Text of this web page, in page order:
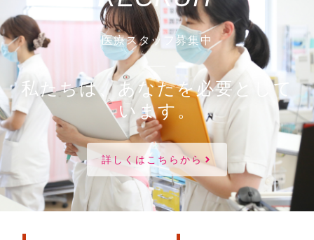
医療スタッフ募集中
私たちは、あなたを必要として
います。
詳しくはこちらから